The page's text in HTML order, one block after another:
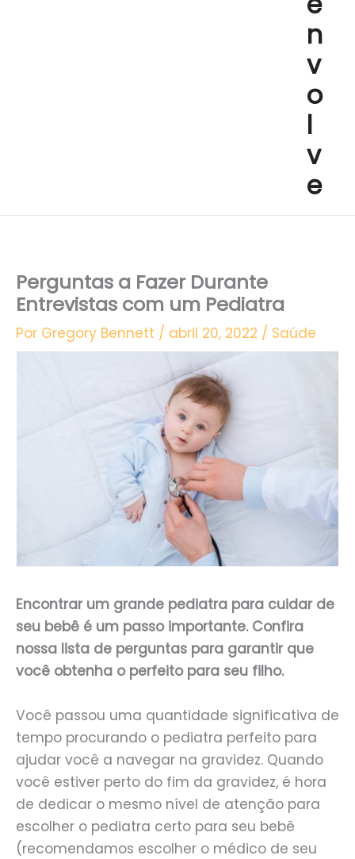
n
v
o
l
v
e
Perguntas a Fazer Durante
Entrevistas com um Pediatra
Por Gregory Bennett / abril 20, 2022 / Saúde
Encontrar um grande pediatra para cuidar de
seu bebê é um passo importante. Confira
nossa lista de perguntas para garantir que
você obtenha o perfeito para seu filho.
Você passou uma quantidade significativa de
tempo procurando o pediatra perfeito para
ajudar você a navegar na gravidez. Quando
você estiver perto do fim da gravidez, é hora
de dedicar o mesmo nível de atenção para
escolher o pediatra certo para seu bebê
(recomendamos escolher o médico de seu